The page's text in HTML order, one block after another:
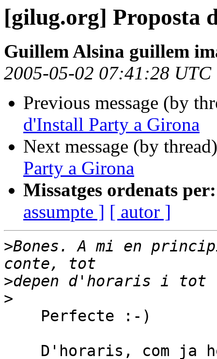
[gilug.org] Proposta
Guillem Alsina guillem
2005-05-02 07:41:28 UTC
Previous message (by
d'Install Party a Girona
Next message (by
Party a Girona
Missatges ordenats per:
assumpte ] [ autor ]
>Bones. A mi en
>
>